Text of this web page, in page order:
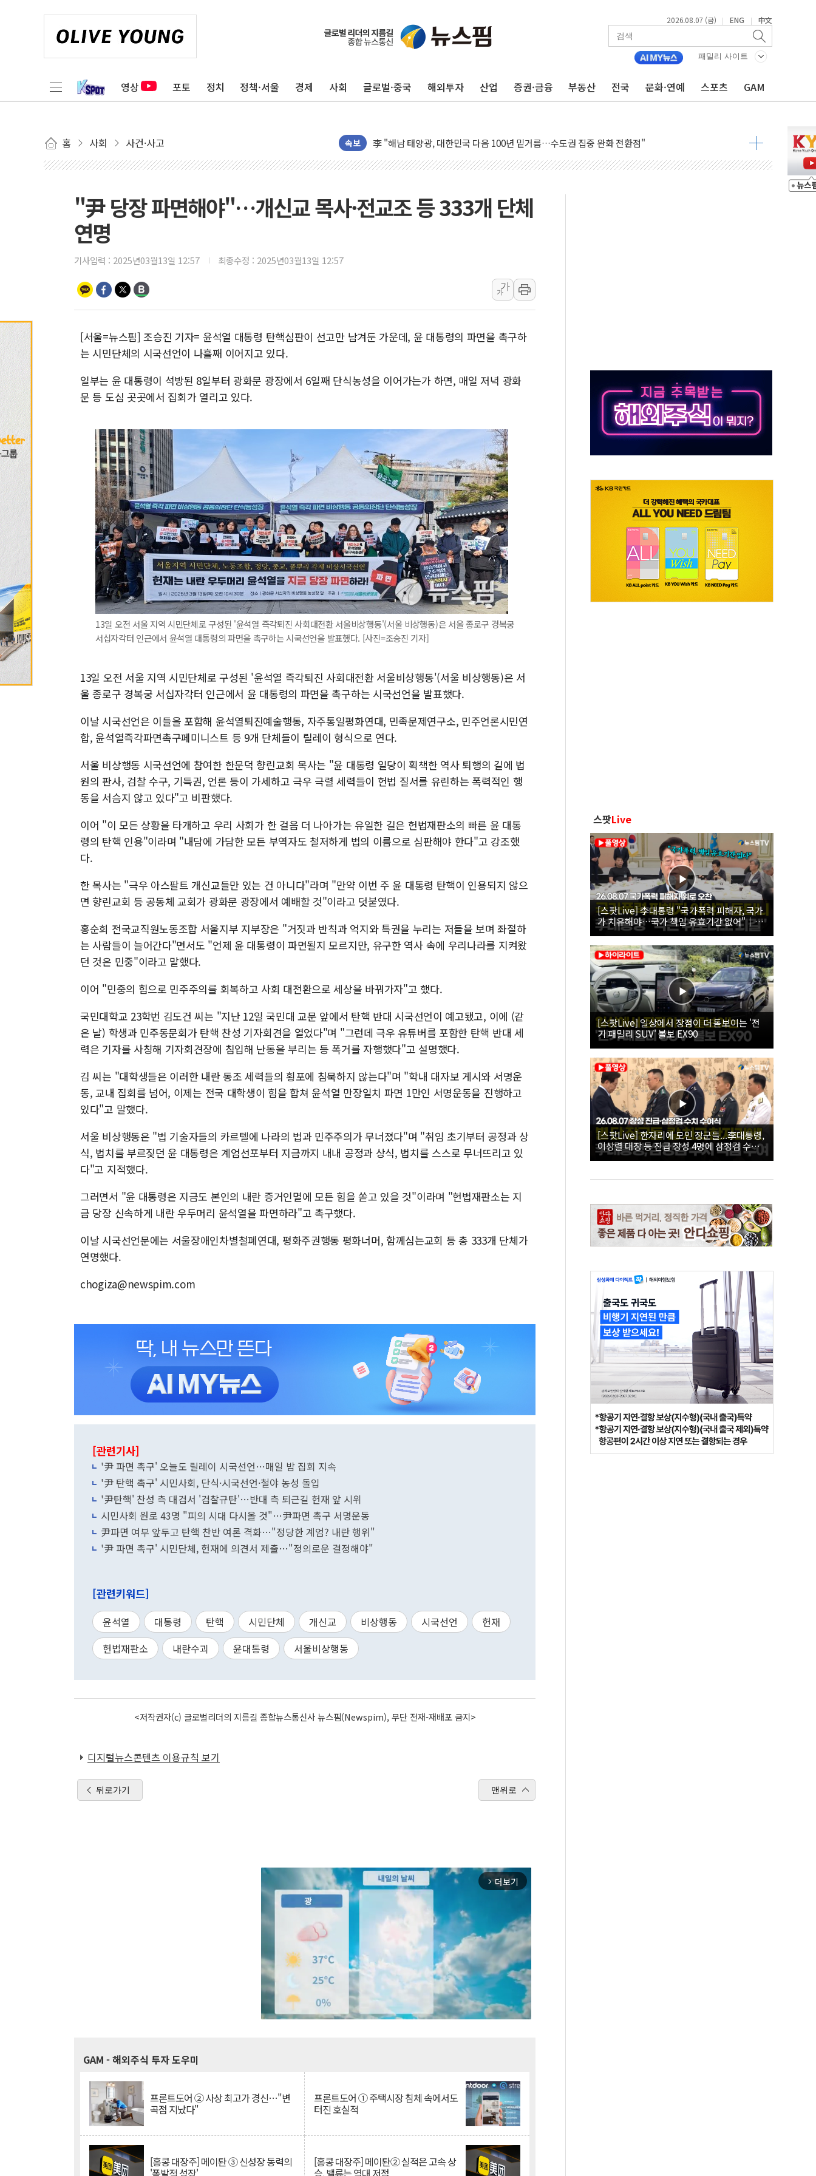
2026.08.07 (금) | ENG | 中文
패밀리 사이트
영상 포토 정치 정책·서울 경제 사회 글로벌·중국 해외투자 산업 증권·금융 부동산 전국 문화·연예 스포츠 GAM
홈 사회 사건·사고 속보
트럼프 "금리 내려야"…파월 때와 달리 워시엔 톤 낮춰
李 대통령, '6시간 마라톤 부동산 2차 회의' 주재… "전폭적 공급 확대·속도전 총력"
트럼프, 中 겨냥 폴리실리콘 관세 15% 부과…美 태양광주 급등
이란와이어 "이란 최고지도자 위독…곧 사망해도 놀랍지 않아"
남동발전, 해남군에 국내 최대 규모 400MW 태양광 착공…여의도 1.6배 규모
사우디·튀르키예·파키스탄, '공동방위협정' 체결… 수니파 국가들의 새 안보 협력 구도
신길동 신축도 3.3㎡당 7250만원…써밋 클라비온 59㎡ 18억원대
[AI 부동산 투데이] 특공 전략도 '극과 극'…생애최초만 경쟁 치열
[베트남 증시] 유동성 부진 지속, 강보합 마감...석유·가스주 올랐지만 빈그룹이 상쇄
'찜통더위'에 전력수요 역대 최고치 경신…한낮 총수요 104.3GW 기록
후티 반군, 예멘 정부군과 사우디 동시 공격… 위기 고조되는 또 다른 중동 화약고
42.5도 역대급 폭염…동물들도 특별식으로 여름나기 [뉴스핌 줌인]
"尹 당장 파면해야"…개신교 목사·전교조 등 333개 단체
연명
기사입력 : 2025년03월13일 12:57 최종수정 : 2025년03월13일 12:57
가
가
[서울=뉴스핌] 조승진 기자= 윤석열 대통령 탄핵심판이 선고만 남겨둔 가운데, 윤 대통령의 파면을 촉구하
는 시민단체의 시국선언이 나흘째 이어지고 있다.
일부는 윤 대통령이 석방된 8일부터 광화문 광장에서 6일째 단식농성을 이어가는가 하면, 매일 저녁 광화
문 등 도심 곳곳에서 집회가 열리고 있다.
13일 오전 서울 지역 시민단체로 구성된 '윤석열 즉각퇴진 사회대전환 서울비상행동'(서울 비상행동)은 서울 종로구 경복궁
서십자각터 인근에서 윤석열 대통령의 파면을 촉구하는 시국선언을 발표했다. [사진=조승진 기자]
13일 오전 서울 지역 시민단체로 구성된 '윤석열 즉각퇴진 사회대전환 서울비상행동'(서울 비상행동)은 서
울 종로구 경복궁 서십자각터 인근에서 윤 대통령의 파면을 촉구하는 시국선언을 발표했다.
이날 시국선언은 이들을 포함해 윤석열퇴진예술행동, 자주통일평화연대, 민족문제연구소, 민주언론시민연
합, 윤석열즉각파면촉구페미니스트 등 9개 단체들이 릴레이 형식으로 연다.
서울 비상행동 시국선언에 참여한 한문덕 향린교회 목사는 "윤 대통령 일당이 획책한 역사 퇴행의 길에 법
원의 판사, 검찰 수구, 기득권, 언론 등이 가세하고 극우 극렬 세력들이 헌법 질서를 유린하는 폭력적인 행
동을 서슴지 않고 있다"고 비판했다.
이어 "이 모든 상황을 타개하고 우리 사회가 한 걸음 더 나아가는 유일한 길은 헌법재판소의 빠른 윤 대통
령의 탄핵 인용"이라며 "내담에 가담한 모든 부역자도 철저하게 법의 이름으로 심판해야 한다"고 강조했
다.
한 목사는 "극우 아스팔트 개신교들만 있는 건 아니다"라며 "만약 이번 주 윤 대통령 탄핵이 인용되지 않으
면 향린교회 등 공동체 교회가 광화문 광장에서 예배할 것"이라고 덧붙였다.
홍순희 전국교직원노동조합 서울지부 지부장은 "거짓과 반칙과 억지와 특권을 누리는 저들을 보며 좌절하
는 사람들이 늘어간다"면서도 "언제 윤 대통령이 파면될지 모르지만, 유구한 역사 속에 우리나라를 지켜왔
던 것은 민중"이라고 말했다.
이어 "민중의 힘으로 민주주의를 회복하고 사회 대전환으로 세상을 바꿔가자"고 했다.
국민대학교 23학번 김도건 씨는 "지난 12일 국민대 교문 앞에서 탄핵 반대 시국선언이 예고됐고, 이에 (같
은 날) 학생과 민주동문회가 탄핵 찬성 기자회견을 열었다"며 "그런데 극우 유튜버를 포함한 탄핵 반대 세
력은 기자를 사칭해 기자회견장에 침입해 난동을 부리는 등 폭거를 자행했다"고 설명했다.
김 씨는 "대학생들은 이러한 내란 동조 세력들의 횡포에 침묵하지 않는다"며 "학내 대자보 게시와 서명운
동, 교내 집회를 넘어, 이제는 전국 대학생이 힘을 합쳐 윤석열 만장일치 파면 1만인 서명운동을 진행하고
있다"고 말했다.
서울 비상행동은 "법 기술자들의 카르텔에 나라의 법과 민주주의가 무너졌다"며 "취임 초기부터 공정과 상
식, 법치를 부르짖던 윤 대통령은 계엄선포부터 지금까지 내내 공정과 상식, 법치를 스스로 무너뜨리고 있
다"고 지적했다.
그러면서 "윤 대통령은 지금도 본인의 내란 증거인멸에 모든 힘을 쏟고 있을 것"이라며 "헌법재판소는 지
금 당장 신속하게 내란 우두머리 윤석열을 파면하라"고 촉구했다.
이날 시국선언문에는 서울장애인차별철폐연대, 평화주권행동 평화너머, 함께심는교회 등 총 333개 단체가
연명했다.
chogiza@newspim.com
[관련기사]
'尹 파면 촉구' 오늘도 릴레이 시국선언…매일 밤 집회 지속
'尹 탄핵 촉구' 시민사회, 단식·시국선언·철야 농성 돌입
'尹탄핵' 찬성 측 대검서 '검찰규탄'…반대 측 퇴근길 헌재 앞 시위
시민사회 원로 43명 "피의 시대 다시올 것"…尹파면 촉구 서명운동
尹파면 여부 앞두고 탄핵 찬반 여론 격화…"정당한 계엄? 내란 행위"
'尹 파면 촉구' 시민단체, 헌재에 의견서 제출…"정의로운 결정해야"
[관련키워드]
윤석열 대통령 탄핵 시민단체 개신교 비상행동 시국선언
헌재
헌법재판소
내란수괴 윤대통령 서울비상행동
<저작권자(c) 글로벌리더의 지름길 종합뉴스통신사 뉴스핌(Newspim), 무단 전재-재배포 금지>
디지털뉴스콘텐츠 이용규칙 보기
뒤로가기 맨위로
arrow_forward_ios 더보기
GAM - 해외주식 투자 도우미
프론트도어 ② 사상 최고가 경신…"변
곡점 지났다"
프론트도어 ① 주택시장 침체 속에서도
터진 호실적
[홍콩 대장주] 메이퇀 ③ 신성장 동력의 [홍콩 대장주] 메이퇀② 실적은 고속 상
스팟Live
[스팟Live] 李대통령 "국가폭력 피해자, 국가
가 치유해야…국가 책임 유효기간 없어"｜
26.08.07 국가폭력 피해자 위로 오찬
[스팟Live] 일상에서 장점이 더 돋보이는 '전
기 패밀리 SUV' 볼보 EX90
[스팟Live] 한자리에 모인 장군들...李대통령,
이상렬 대장 등 진급 장성 4명에 삼정검 수치
직접 수여｜26.08.07 장성 진급·삼정검 수치